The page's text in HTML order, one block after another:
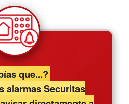
que...?
alarmas Securitas